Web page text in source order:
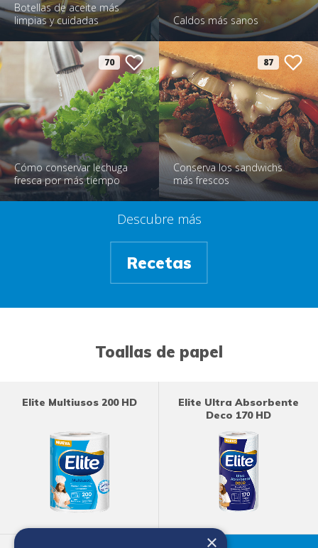
Botellas de aceite más
limpias y cuidadas
Caldos más sanos
70
Cómo conservar lechuga
fresca por más tiempo
87
Conserva los sandwichs
más frescos
Descubre más
Recetas
Toallas de papel
Elite Multiusos 200 HD
Elite Ultra Absorbente
Deco 170 HD
×